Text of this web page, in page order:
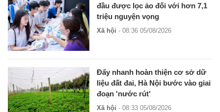
đầu được lọc ảo đối với hơn 7,1
triệu nguyện vọng
Xã hội - 08:36 05/08/2026
Đẩy nhanh hoàn thiện cơ sở dữ
liệu đất đai, Hà Nội bước vào giai
đoạn 'nước rút'
Xã hội - 08:33 05/08/2026